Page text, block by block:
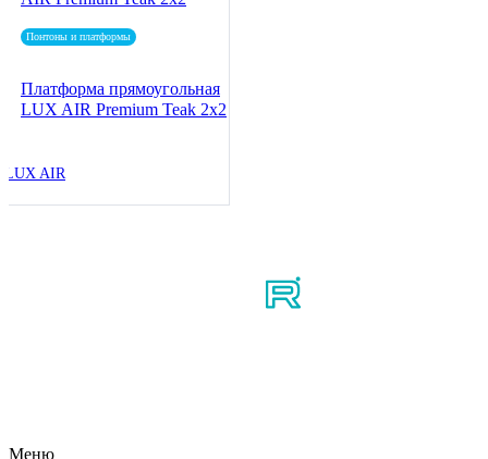
Понтоны и платформы
Платформа прямоугольная
LUX AIR Premium Teak 2x2
LUX AIR
Меню